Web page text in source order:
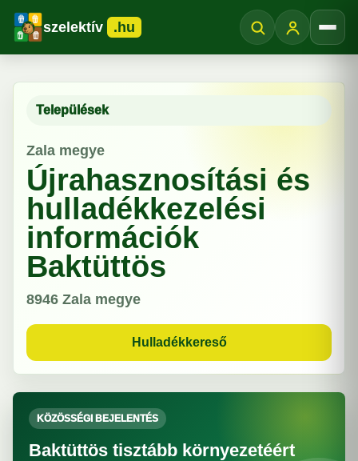
szelektív .hu
Települések
Zala megye
Újrahasznosítási és
hulladékkezelési
információk
Baktüttös
8946 Zala megye
Hulladékkereső
KÖZÖSSÉGI BEJELENTÉS
Baktüttös tisztább környezetéért